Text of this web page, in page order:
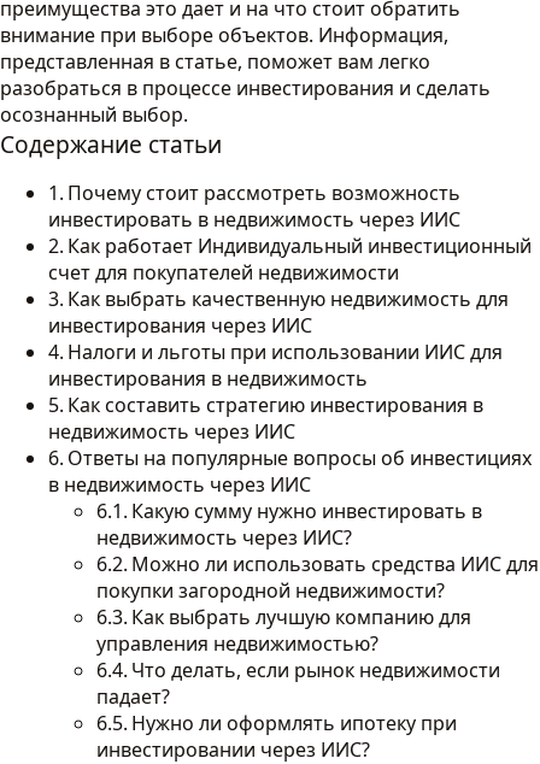
преимущества это дает и на что стоит обратить
внимание при выборе объектов. Информация,
представленная в статье, поможет вам легко
разобраться в процессе инвестирования и сделать
осознанный выбор.
Содержание статьи
Почему стоит рассмотреть возможность
инвестировать в недвижимость через ИИС
Как работает Индивидуальный инвестиционный
счет для покупателей недвижимости
Как выбрать качественную недвижимость для
инвестирования через ИИС
Налоги и льготы при использовании ИИС для
инвестирования в недвижимость
Как составить стратегию инвестирования в
недвижимость через ИИС
Ответы на популярные вопросы об инвестициях
в недвижимость через ИИС
Какую сумму нужно инвестировать в
недвижимость через ИИС?
Можно ли использовать средства ИИС для
покупки загородной недвижимости?
Как выбрать лучшую компанию для
управления недвижимостью?
Что делать, если рынок недвижимости
падает?
Нужно ли оформлять ипотеку при
инвестировании через ИИС?